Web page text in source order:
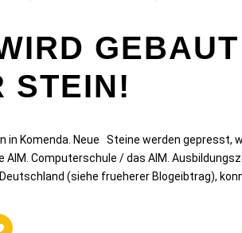
STEIN!
in Komenda. Neue Steine werden gepresst,
AIM. Computerschule / das AIM.
(siehe frueherer Blogeibtrag),